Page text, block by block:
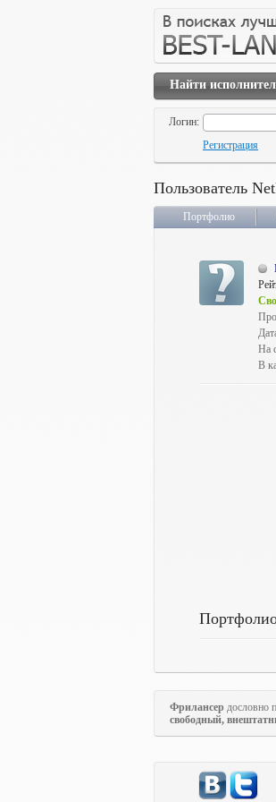
Найти
Логин:
Регистрация
Пользователь
Портфолио
На
В
Фрилансер дословно
свободный,